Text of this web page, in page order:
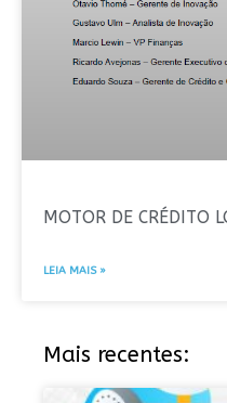
MOTOR DE CRÉDITO
LEIA MAIS »
Mais recentes: